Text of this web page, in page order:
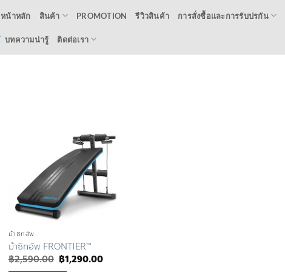
หน้าหลัก สินค้า PROMOTION รีวิวสินค้า การสั่งซื้อและการรับปรกัน
บทความน่ารู้ ติดต่อเรา
Add to
Wishlist
ม้าซิทอัพ
ม้าซิทอัพ FRONTIER™
฿2,590.00 Original
price
฿1,290.00Current